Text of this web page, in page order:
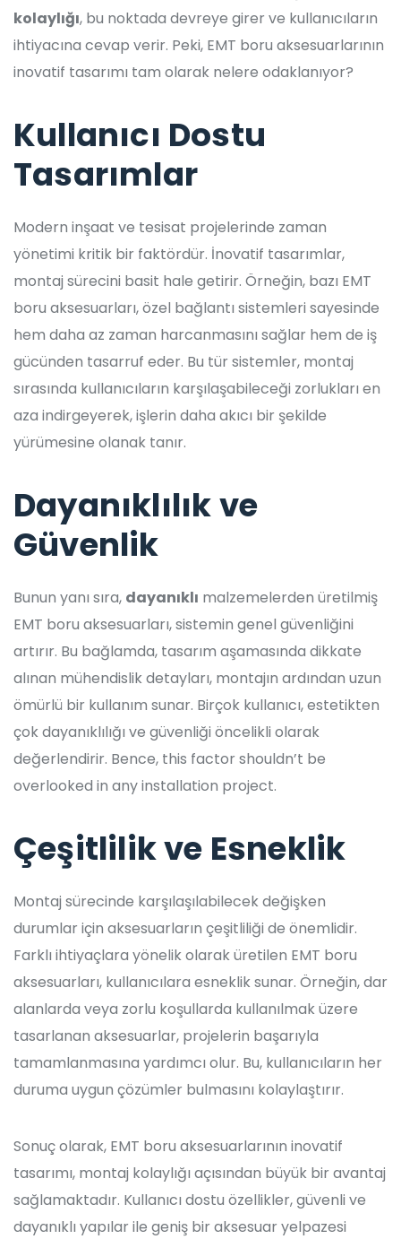
kolaylığı, bu noktada devreye girer ve kullanıcıların
ihtiyacına cevap verir. Peki, EMT boru aksesuarlarının
inovatif tasarımı tam olarak nelere odaklanıyor?
Kullanıcı Dostu
Tasarımlar
Modern inşaat ve tesisat projelerinde zaman
yönetimi kritik bir faktördür. İnovatif tasarımlar,
montaj sürecini basit hale getirir. Örneğin, bazı EMT
boru aksesuarları, özel bağlantı sistemleri sayesinde
hem daha az zaman harcanmasını sağlar hem de iş
gücünden tasarruf eder. Bu tür sistemler, montaj
sırasında kullanıcıların karşılaşabileceği zorlukları en
aza indirgeyerek, işlerin daha akıcı bir şekilde
yürümesine olanak tanır.
Dayanıklılık ve
Güvenlik
Bunun yanı sıra, dayanıklı malzemelerden üretilmiş
EMT boru aksesuarları, sistemin genel güvenliğini
artırır. Bu bağlamda, tasarım aşamasında dikkate
alınan mühendislik detayları, montajın ardından uzun
ömürlü bir kullanım sunar. Birçok kullanıcı, estetikten
çok dayanıklılığı ve güvenliği öncelikli olarak
değerlendirir. Bence, this factor shouldn’t be
overlooked in any installation project.
Çeşitlilik ve Esneklik
Montaj sürecinde karşılaşılabilecek değişken
durumlar için aksesuarların çeşitliliği de önemlidir.
Farklı ihtiyaçlara yönelik olarak üretilen EMT boru
aksesuarları, kullanıcılara esneklik sunar. Örneğin, dar
alanlarda veya zorlu koşullarda kullanılmak üzere
tasarlanan aksesuarlar, projelerin başarıyla
tamamlanmasına yardımcı olur. Bu, kullanıcıların her
duruma uygun çözümler bulmasını kolaylaştırır.
Sonuç olarak, EMT boru aksesuarlarının inovatif
tasarımı, montaj kolaylığı açısından büyük bir avantaj
sağlamaktadır. Kullanıcı dostu özellikler, güvenli ve
dayanıklı yapılar ile geniş bir aksesuar yelpazesi